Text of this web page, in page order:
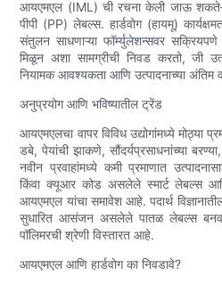
आयएमएल (IML) ची रचना केली जाऊ
पीपी (PP) लेबल्स. हार्डवोग (हायमू)
संतुलन साधणाऱ्या फॉर्म्युलेशन्सवर
मिळून अशा सामग्रीची निवड करतो, जी
नियामक आवश्यकता आणि उत्पादनाच्या अंतिम
अनुप्रयोग आणि भविष्यातील ट्रेंड
आयएमएलचा वापर विविध उद्योगांमध्ये मोठ्या
डबे, पेयांची झाकणे, सौंदर्यप्रसाधनांच्या
नवीन प्रवाहांमध्ये कमी प्रमाणात
किंवा क्यूआर कोड असलेले स्मार्ट लेबल्स आणि
आयएमएल यांचा समावेश आहे. पदार्थ
सुधारित आसंजन असलेले पातळ लेबल्स
पॉलिमरची श्रेणी विस्तारत आहे.
आयएमएल आणि हार्डवोग का निवडावे?